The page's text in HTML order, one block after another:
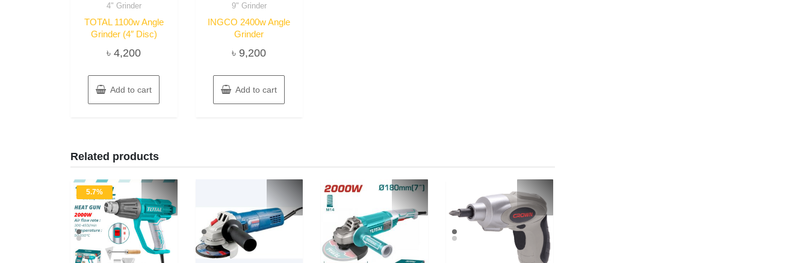
4" Grinder
TOTAL 1100w Angle
Grinder (4″ Disc)
৳4,200
Add to cart
9" Grinder
INGCO 2400w Angle
Grinder
৳ 9,200
Add to cart
Related products
5.7%